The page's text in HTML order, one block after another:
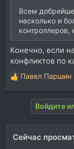
Всем
несколько и
контроллеров,
Конечно, если
конфликтов по
Р
е
и
Павел Паршин
Войдите
Сейчас